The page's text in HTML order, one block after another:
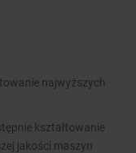
najwyższych
kształtowanie
jakości maszyn